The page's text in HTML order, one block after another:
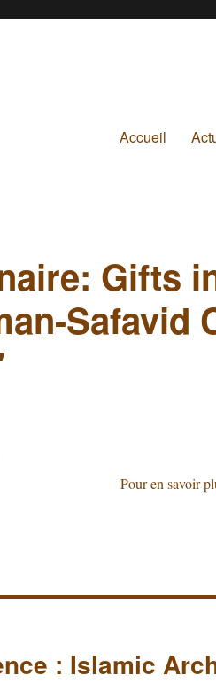
Accueil
Gifts
Safavid
Pour en savoir
: Islamic